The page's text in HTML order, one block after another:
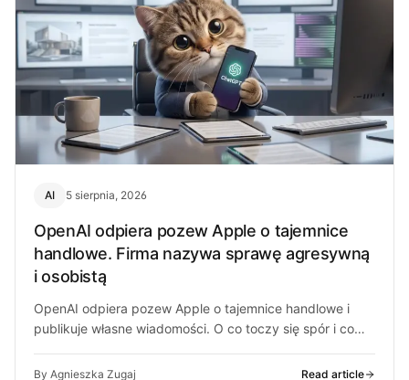
AI 5 sierpnia, 2026
OpenAI odpiera pozew Apple o tajemnice
handlowe. Firma nazywa sprawę agresywną
i osobistą
OpenAI odpiera pozew Apple o tajemnice handlowe i
publikuje własne wiadomości. O co toczy się spór i co
By Agnieszka Zugaj Read article